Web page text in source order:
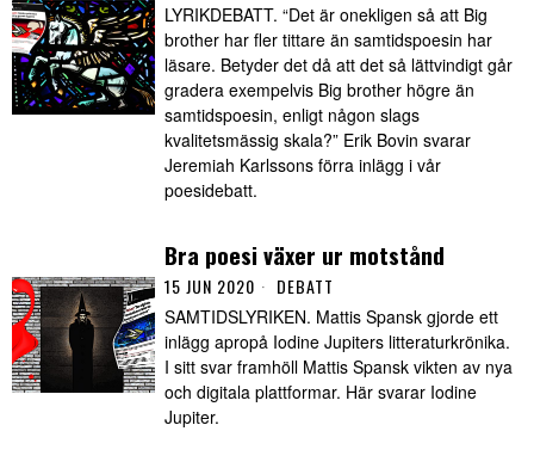
LYRIKDEBATT. “Det är onekligen så att Big
brother har fler tittare än samtidspoesin har
läsare. Betyder det då att det så lättvindigt går
gradera exempelvis Big brother högre än
samtidspoesin, enligt någon slags
kvalitetsmässig skala?” Erik Bovin svarar
Jeremiah Karlssons förra inlägg i vår
poesidebatt.
Bra poesi växer ur motstånd
15 JUN 2020 DEBATT
SAMTIDSLYRIKEN. Mattis Spansk gjorde ett
inlägg apropå Iodine Jupiters litteraturkrönika.
I sitt svar framhöll Mattis Spansk vikten av nya
och digitala plattformar. Här svarar Iodine
Jupiter.